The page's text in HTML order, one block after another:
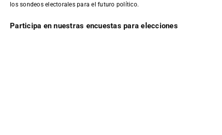
los sondeos electorales para el futuro político.
Participa en nuestras encuestas para elecciones